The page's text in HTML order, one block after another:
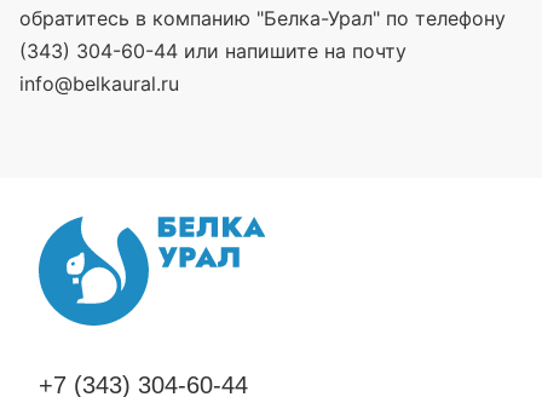
обратитесь в компанию "Белка-Урал" по телефону
(343) 304-60-44 или напишите на почту
info@belkaural.ru
+7 (343) 304-60-44